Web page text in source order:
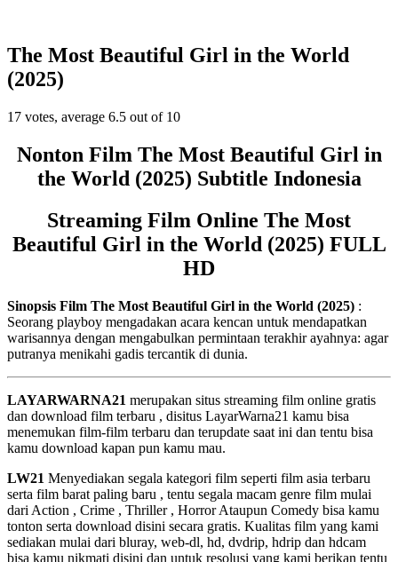
The Most Beautiful Girl in the World
(2025)
17 votes, average 6.5 out of 10
Nonton Film The Most Beautiful Girl in
the World (2025) Subtitle Indonesia
Streaming Film Online The Most
Beautiful Girl in the World (2025) FULL
HD
Sinopsis Film The Most Beautiful Girl in the World (2025) :
Seorang playboy mengadakan acara kencan untuk mendapatkan
warisannya dengan mengabulkan permintaan terakhir ayahnya: agar
putranya menikahi gadis tercantik di dunia.
LAYARWARNA21 merupakan situs streaming film online gratis
dan download film terbaru , disitus LayarWarna21 kamu bisa
menemukan film-film terbaru dan terupdate saat ini dan tentu bisa
kamu download kapan pun kamu mau.
LW21 Menyediakan segala kategori film seperti film asia terbaru
serta film barat paling baru , tentu segala macam genre film mulai
dari Action , Crime , Thriller , Horror Ataupun Comedy bisa kamu
tonton serta download disini secara gratis. Kualitas film yang kami
sediakan mulai dari bluray, web-dl, hd, dvdrip, hdrip dan hdcam
bisa kamu nikmati disini dan untuk resolusi yang kami berikan tentu